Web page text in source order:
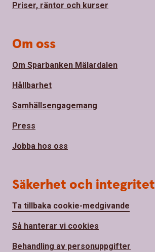
Priser, räntor och kurser
Om oss
Om Sparbanken Mälardalen
Hållbarhet
Samhällsengagemang
Press
Jobba hos oss
Säkerhet och integritet
Ta tillbaka cookie-medgivande
Så hanterar vi cookies
Behandling av personuppgifter